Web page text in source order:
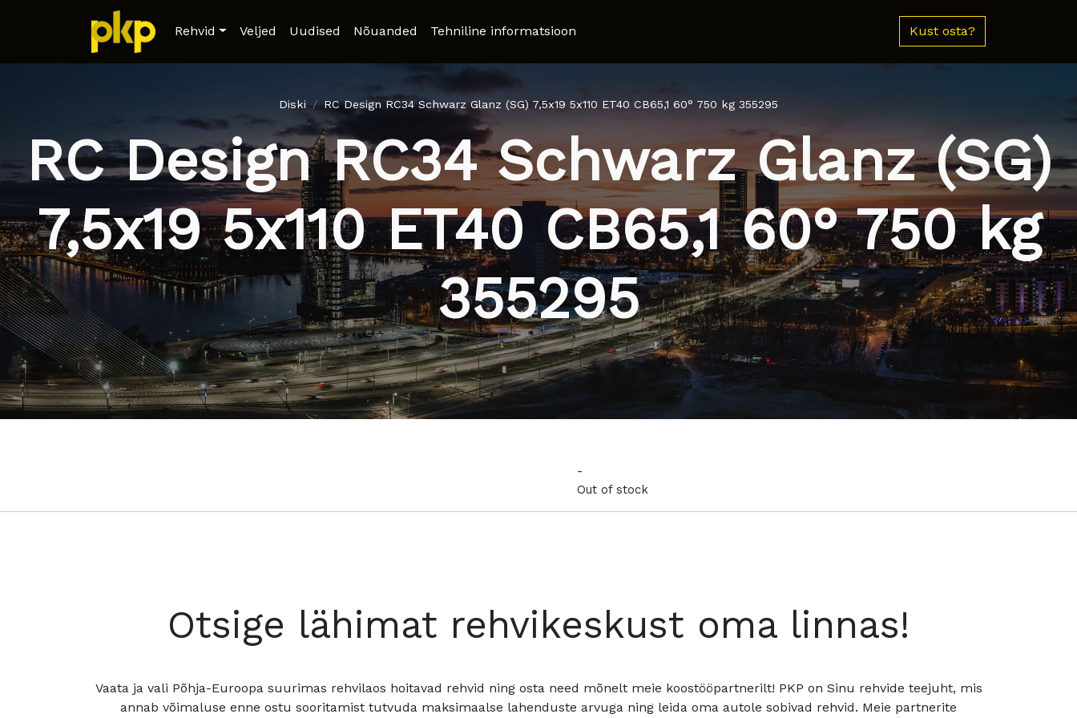
Rehvid Veljed Uudised Nõuanded Tehniline informatsioon Kust osta?
Diski RC Design RC34 Schwarz Glanz (SG) 7,5x19 5x110 ET40 CB65,1 60° 750 kg 355295
RC Design RC34 Schwarz Glanz (SG)
7,5x19 5x110 ET40 CB65,1 60° 750 kg
355295
-
Out of stock
Otsige lähimat rehvikeskust oma linnas!
Vaata ja vali Põhja-Euroopa suurimas rehvilaos hoitavad rehvid ning osta need mõnelt meie koostööpartnerilt! PKP on Sinu rehvide teejuht, mis
annab võimaluse enne ostu sooritamist tutvuda maksimaalse lahenduste arvuga ning leida oma autole sobivad rehvid. Meie partnerite